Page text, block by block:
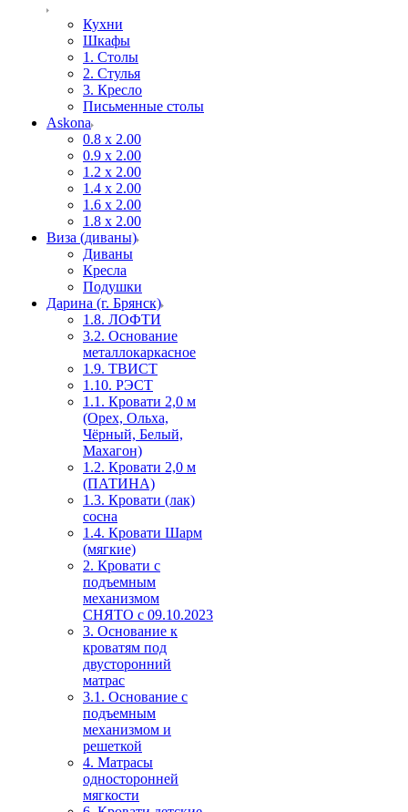
Кухни
Шкафы
1. Столы
2. Стулья
3. Кресло
Письменные столы
Askona
0.8 х 2.00
0.9 х 2.00
1.2 х 2.00
1.4 х 2.00
1.6 х 2.00
1.8 х 2.00
Виза (диваны)
Диваны
Кресла
Подушки
Дарина (г. Брянск)
1.8. ЛОФТИ
3.2. Основание
металлокаркасное
1.9. ТВИСТ
1.10. РЭСТ
1.1. Кровати 2,0 м
(Орех, Ольха,
Чёрный, Белый,
Махагон)
1.2. Кровати 2,0 м
(ПАТИНА)
1.3. Кровати (лак)
сосна
1.4. Кровати Шарм
(мягкие)
2. Кровати с
подъемным
механизмом
СНЯТО с 09.10.2023
3. Основание к
кроватям под
двусторонний
матрас
3.1. Основание с
подъемным
механизмом и
решеткой
4. Матрасы
односторонней
мягкости